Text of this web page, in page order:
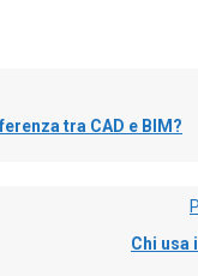
tra CAD e BIM?
Chi usa